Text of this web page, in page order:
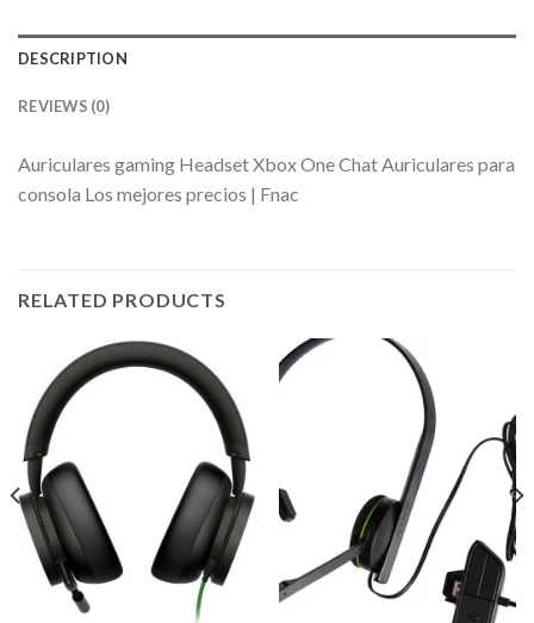
DESCRIPTION
REVIEWS (0)
Auriculares gaming Headset Xbox One Chat Auriculares para
consola Los mejores precios | Fnac
RELATED PRODUCTS